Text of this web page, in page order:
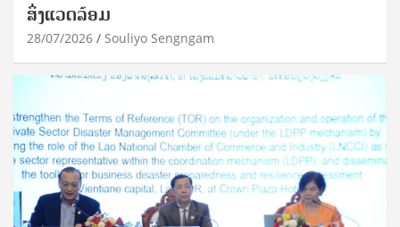
ສິ່ງແວດລ້ອມ
28/07/2026 Souliyo Sengngam